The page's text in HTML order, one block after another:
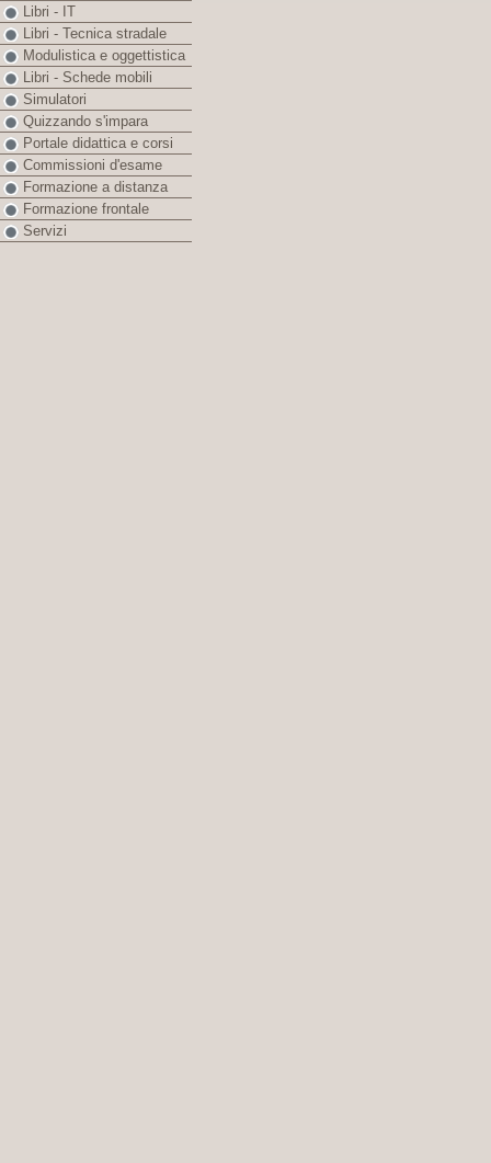
Libri - IT
Libri - Tecnica stradale
Modulistica e oggettistica
Libri - Schede mobili
Simulatori
Quizzando s'impara
Portale didattica e corsi
Commissioni d'esame
Formazione a distanza
Formazione frontale
Servizi